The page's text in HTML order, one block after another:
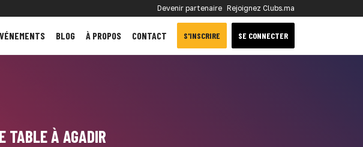
Devenir partenaire Rejoignez Clubs.ma
BLOG À PROPOS CONTACT S'INSCRIRE SE CONNECTER
TABLE À AGADIR